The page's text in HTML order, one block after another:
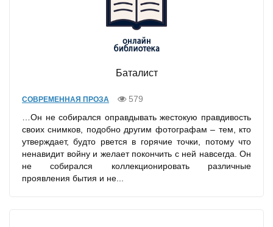
Баталист
СОВРЕМЕННАЯ ПРОЗА
579
…Он не собирался оправдывать жестокую правдивость
своих снимков, подобно другим фотографам – тем, кто
утверждает, будто рвется в горячие точки, потому что
ненавидит войну и желает покончить с ней навсегда. Он
не собирался коллекционировать различные
проявления бытия и не...